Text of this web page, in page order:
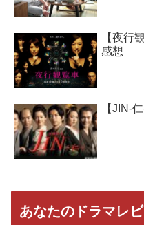
【夜行
感想
【JIN-
あなたのドラマレ